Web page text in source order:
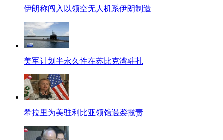
伊朗称闯入以领空无人机系伊朗制造
美军计划半永久性在苏比克湾驻扎
希拉里为美驻利比亚领馆遇袭揽责